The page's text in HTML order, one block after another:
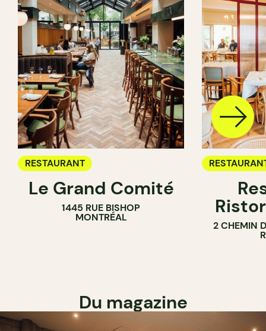
RESTAURANT
Le Grand Comité
1445 RUE BISHOP
MONTRÉAL
2 CHEMIN
Du magazine